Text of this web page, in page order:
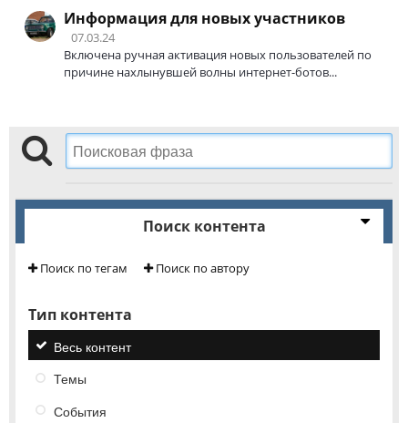
Информация для новых участников
07.03.24
Включена ручная активация новых пользователей по
причине нахлынувшей волны интернет-ботов...
Поиск контента
Поиск по тегам Поиск по автору
Тип контента
Весь контент
Темы
События